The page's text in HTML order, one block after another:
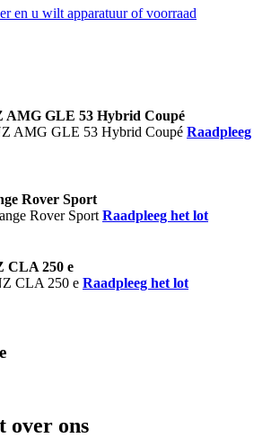
AMG GLE 53 Hybrid Coupé
Raadpleeg
Rover Sport
Raadpleeg het lot
CLA 250 e
Raadpleeg het lot
over ons